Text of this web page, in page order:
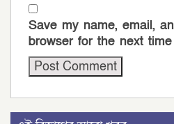
Save my name, email,
browser for the next